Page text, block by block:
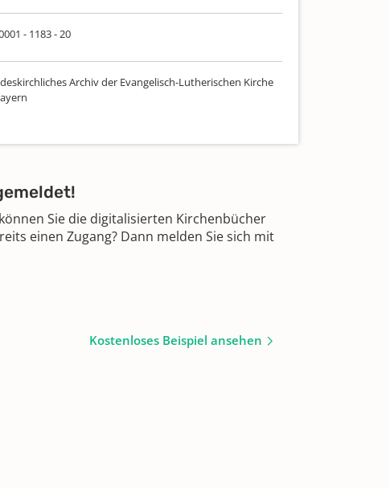
- 1183 - 20
Archiv der Evangelisch-Lutherischen Kirche
Sie die digitalisierten Kirchenbücher
einen Zugang? Dann melden Sie sich mit
Kostenloses Beispiel ansehen